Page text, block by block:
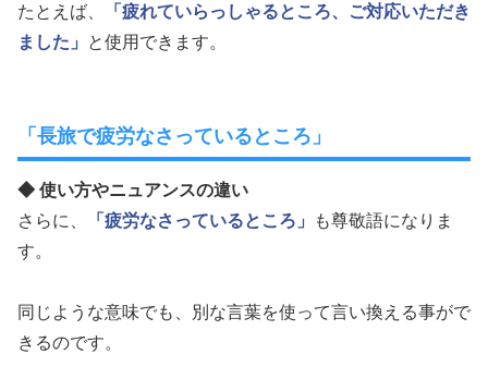
たとえば、
「疲れていらっしゃるところ、ご対応いただき
ました」
と使用できます。
「長旅で疲労なさっているところ」
◆ 使い方やニュアンスの違い
さらに、
「疲労なさっているところ」
も尊敬語になりま
す。
同じような意味でも、別な言葉を使って言い換える事がで
きるのです。